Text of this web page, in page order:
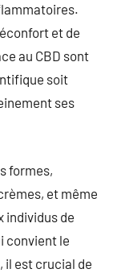
et de
au CBD sont
soit
ses
formes,
et même
individus de
convient le
il est crucial de